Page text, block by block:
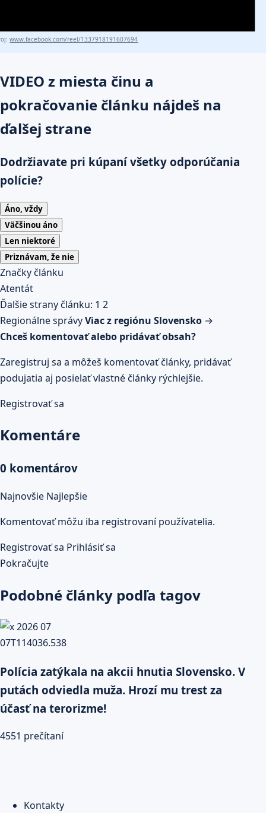
www.facebook.com/reel/1337918191607694
VIDEO z miesta činu a
pokračovanie článku nájdeš na
ďalšej strane
Dodržiavate pri kúpaní všetky odporúčania
polície?
Áno, vždy
Väčšinou áno
Len niektoré
Priznávam, že nie
Značky článku
Atentát
Ďalšie strany článku: 1 2
Regionálne správyViac z regiónu Slovensko →
Chceš komentovať alebo pridávať obsah?
Zaregistruj sa a môžeš komentovať články, pridávať
podujatia aj posielať vlastné články rýchlejšie.
Registrovať sa
Komentáre
0 komentárov
Najnovšie Najlepšie
Komentovať môžu iba registrovaní používatelia.
Registrovať sa Prihlásiť sa
Pokračujte
Podobné články podľa tagov
Polícia zatýkala na akcii hnutia Slovensko. V
putách odviedla muža. Hrozí mu trest za
účasť na terorizme!
4551 prečítaní
Kontakty